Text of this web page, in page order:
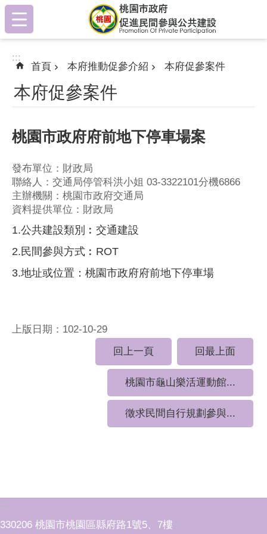
跳到主要內容區塊
:::
:::
首頁 本府推動促參介紹 本府促參案件
本府促參案件
桃園市政府府前地下停車場案
發布單位：財政局
聯絡人：交通局停管科洪小姐 03-3322101分機6866
主辦機關：桃園市政府交通局
資料提供單位：財政局
1.公共建設類別︰交通建設
2.民間參與方式︰ROT
3.地址或位置：桃園市政府府前地下停車場
上版日期：102-10-29
回上一頁
回最上面
桃園市龜山樂活運動館...
徵求民間自行規劃參與...
:::
330206 桃園市桃園區縣府路1號5、7樓